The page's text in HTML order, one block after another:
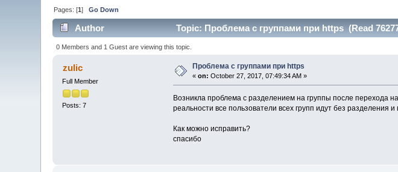
Pages: [1]Go Down
Author Topic: Проблема с группами при https (Read
0 Members and 1 Guest are viewing this topic.
zulic
Full Member
Posts: 7
Проблема с группами при https
«on: October 27, 2017, 07:49:34 AM »
Возникла проблема с разделением на группы после перехода
реальности все пользователи всех групп идут без разделения и
Как можно исправить?
спасибо